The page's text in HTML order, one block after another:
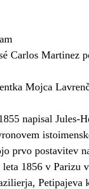
Carlos Martinez
Mojca
napisal Jules-
prvo postavitev
1856 v Parizu v
Petipajeva